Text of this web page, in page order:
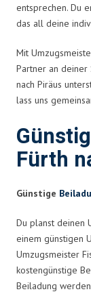
entsprechen. Du
das all deine
Mit
Partner an deiner
nach Piräus
lass uns
Fürth
Günstige
Du planst deinen
einem günstigen
Umzugsmeister
kostengünstige
Beiladung